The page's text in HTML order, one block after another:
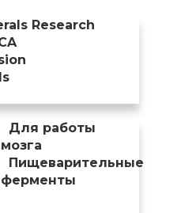
Research
Для работы
мозга
Пищеварительные
ферменты